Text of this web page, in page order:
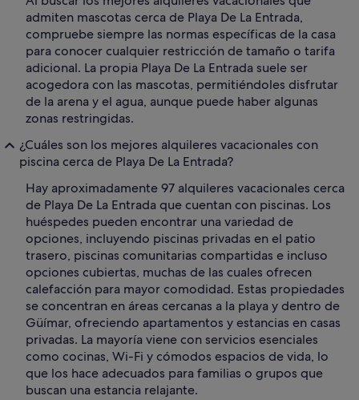
admiten mascotas cerca de Playa De La Entrada,
compruebe siempre las normas específicas de la casa
para conocer cualquier restricción de tamaño o tarifa
adicional. La propia Playa De La Entrada suele ser
acogedora con las mascotas, permitiéndoles disfrutar
de la arena y el agua, aunque puede haber algunas
zonas restringidas.
¿Cuáles son los mejores alquileres vacacionales con
piscina cerca de Playa De La Entrada?
Hay aproximadamente 97 alquileres vacacionales cerca
de Playa De La Entrada que cuentan con piscinas. Los
huéspedes pueden encontrar una variedad de
opciones, incluyendo piscinas privadas en el patio
trasero, piscinas comunitarias compartidas e incluso
opciones cubiertas, muchas de las cuales ofrecen
calefacción para mayor comodidad. Estas propiedades
se concentran en áreas cercanas a la playa y dentro de
Güímar, ofreciendo apartamentos y estancias en casas
privadas. La mayoría viene con servicios esenciales
como cocinas, Wi-Fi y cómodos espacios de vida, lo
que los hace adecuados para familias o grupos que
buscan una estancia relajante.